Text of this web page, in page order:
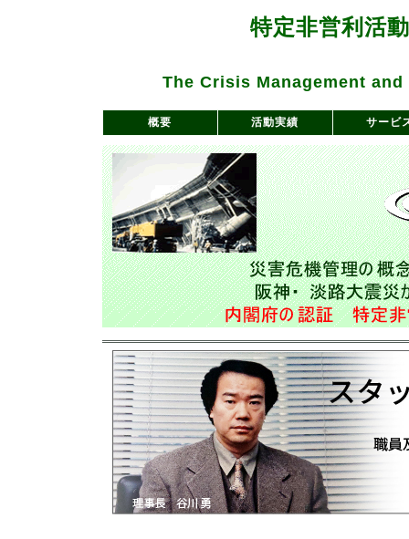
特定非営利活
The Crisis Management
概要 活動実績 サービ